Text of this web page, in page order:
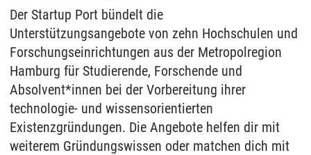
Der Startup Port bündelt die
Unterstützungsangebote von zehn Hochschulen und
Forschungseinrichtungen aus der Metropolregion
Hamburg für Studierende, Forschende und
Absolvent*innen bei der Vorbereitung ihrer
technologie- und wissensorientierten
Existenzgründungen. Die Angebote helfen dir mit
weiterem Gründungswissen oder matchen dich mit